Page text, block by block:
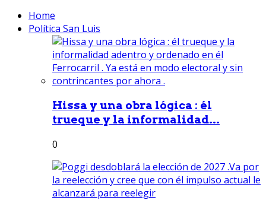
Home
Política San Luis
Hissa y una obra lógica : él
trueque y la informalidad...
0